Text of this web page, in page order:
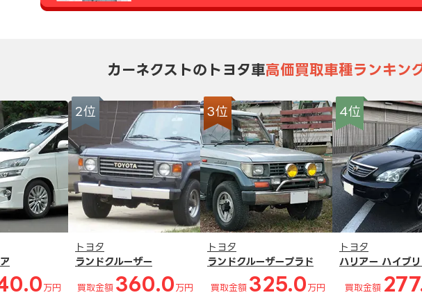
カーネクストのトヨタ車高価買取車種ランキン
万円
2位
トヨタ
ランドクルーザー
買取金額 360.0 万円
3位
トヨタ
ランドクルーザープラド
買取金額 325.0 万円
4位
トヨタ
ハリアー ハイブ
買取金額